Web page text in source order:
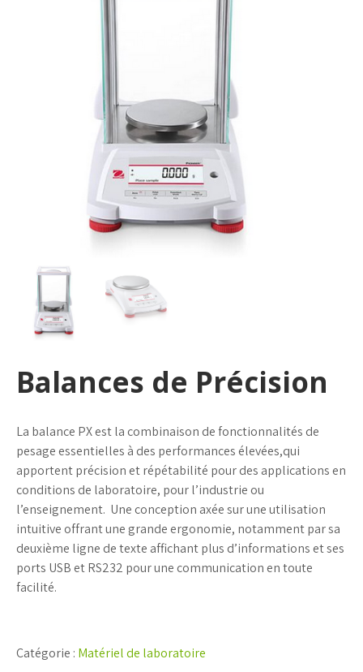
Balances de Précision
La balance PXest la combinaison de fonctionnalités de
pesage essentielles à des performances élevées,qui
apportent précision et répétabilité pour des applications en
conditions de laboratoire, pour l’industrie ou
l’enseignement. Une conception axée sur une utilisation
intuitive offrant une grande ergonomie, notamment par sa
deuxième ligne de texte affichant plus d’informations et ses
ports USB et RS232 pour une communication en toute
facilité.
Catégorie : Matériel de laboratoire